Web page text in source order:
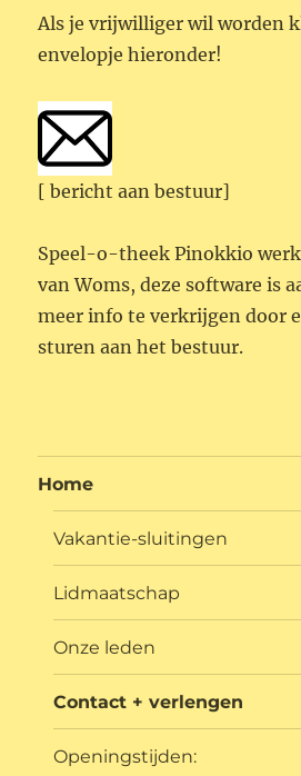
Als je vrijwilliger wil worden
envelopje hieronder!
[ bericht aan bestuur]
Speel-o-theek Pinokkio
van Woms, deze software is
meer info te verkrijgen door
sturen aan het bestuur.
Home
Vakantie-sluitingen
Lidmaatschap
Onze leden
Contact + verlengen
Openingstijden: